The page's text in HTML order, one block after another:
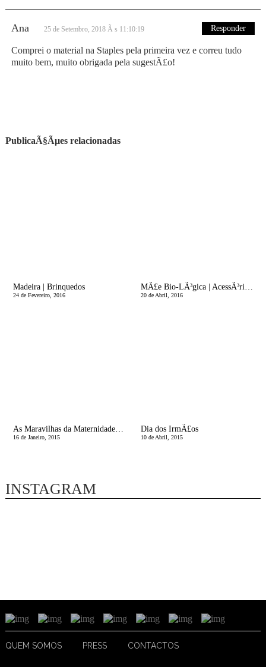
Ana 25 de Setembro, 2018 Ã s 11:10:19 Responder
Comprei o material na Staples pela primeira vez e correu tudo
muito bem, muito obrigada pela sugestÃ£o!
PublicaÃ§Ãµes relacionadas
Madeira | Brinquedos
24 de Fevereiro, 2016
MÃ£e Bio-LÃ³gica | AcessÃ³rios para fraldas reutilizÃ¡veis e um Giveaway!
20 de Abril, 2016
As Maravilhas da Maternidade | Eu nÃ£o estava Preparada para Isto
16 de Janeiro, 2015
Dia dos IrmÃ£os
10 de Abril, 2015
INSTAGRAM
QUEM SOMOS PRESS CONTACTOS